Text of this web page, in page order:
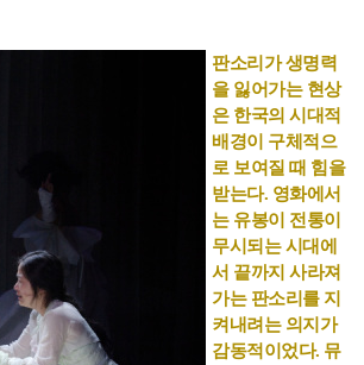
판소리가 생명력
을 잃어가는 현상
은 한국의 시대적
배경이 구체적으
로 보여질 때 힘을
받는다. 영화에서
는 유봉이 전통이
무시되는 시대에
서 끝까지 사라져
가는 판소리를 지
켜내려는 의지가
감동적이었다. 뮤